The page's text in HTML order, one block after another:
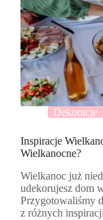
Dekoracje
Inspiracje
Wielkanocne?
Wielkanoc już
udekorujesz dom
Przygotowaliśmy
z różnych inspiracji